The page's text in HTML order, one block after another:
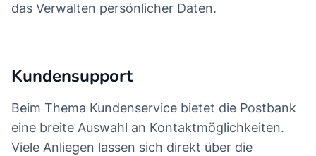
das Verwalten persönlicher Daten.
Kundensupport
Beim Thema Kundenservice bietet die Postbank
eine breite Auswahl an Kontaktmöglichkeiten.
Viele Anliegen lassen sich direkt über die